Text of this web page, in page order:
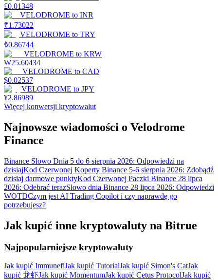
£0.01348
VELODROME to INR
₹1.73022
VELODROME to TRY
₺0.86744
VELODROME to KRW
₩25.60434
VELODROME to CAD
$0.02537
VELODROME to JPY
¥2.86989
Więcej konwersji kryptowalut
Najnowsze wiadomości o Velodrome
Finance
Binance Słowo Dnia 5 do 6 sierpnia 2026: Odpowiedzi na
dzisiajKod Czerwonej Koperty Binance 5-6 sierpnia 2026: Zdobądź
dzisiaj darmowe punktyKod Czerwonej Paczki Binance 28 lipca
2026: Odebrać terazSłowo dnia Binance 28 lipca 2026: Odpowiedzi
WOTDCzym jest AI Trading Copilot i czy naprawdę go
potrzebujesz?
Jak kupić inne kryptowaluty na Bitrue
Najpopularniejsze kryptowaluty
Jak kupić ImmunefiJak kupić TutorialJak kupić Simon's CatJak
kupić 龙虾Jak kupić MomentumJak kupić Cetus ProtocolJak kupić